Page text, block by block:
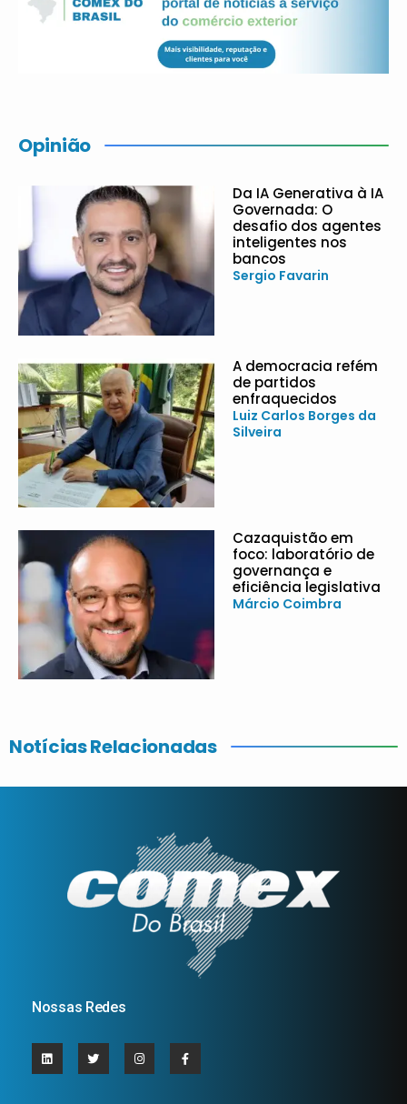
Opinião
Da IA Generativa à IA
Governada: O
desafio dos agentes
inteligentes nos
bancos
Sergio Favarin
A democracia refém
de partidos
enfraquecidos
Luiz Carlos Borges da
Silveira
Cazaquistão em
foco: laboratório de
governança e
eficiência legislativa
Márcio Coimbra
Notícias Relacionadas
Nossas Redes